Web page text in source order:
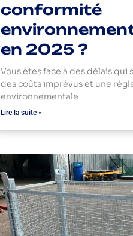
conformité
en 2025 ?
Vous êtes face à des délais qui
des coûts imprévus et une
environnementale
Lire la suite »